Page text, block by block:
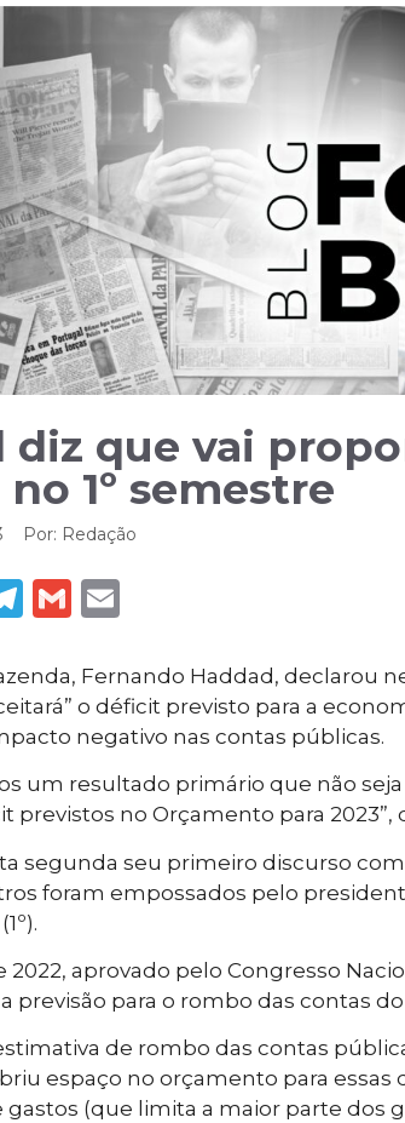
diz que vai
1º semestre
Por: Redação
Telegram
Gmail
Fernando Haddad, declarou
o déficit previsto para a
negativo nas contas públicas.
um resultado primário que não
previstos no Orçamento para 2023”,
segunda seu primeiro discurso
foram empossados pelo
aprovado pelo Congresso
a previsão para o rombo das contas
de rombo das contas
espaço no orçamento para essas
(que limita a maior parte dos